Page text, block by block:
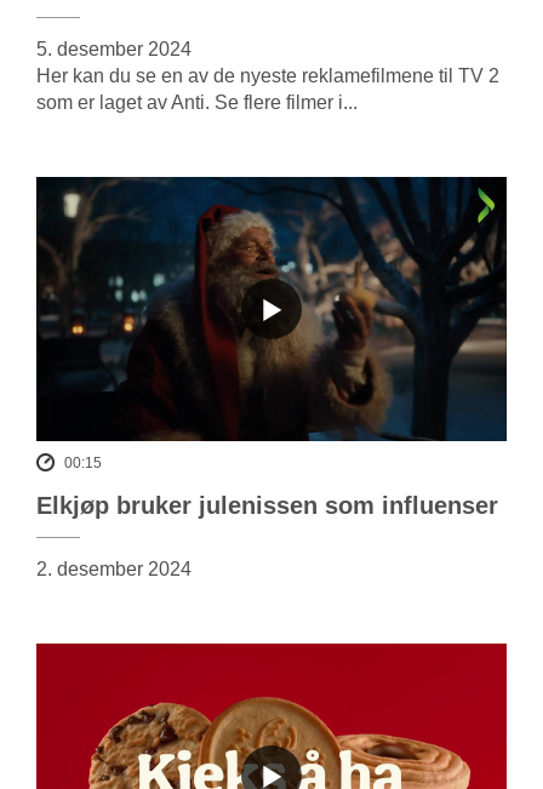
5. desember 2024
Her kan du se en av de nyeste reklamefilmene til TV 2
som er laget av Anti. Se flere filmer i...
00:15
Elkjøp bruker julenissen som influenser
2. desember 2024